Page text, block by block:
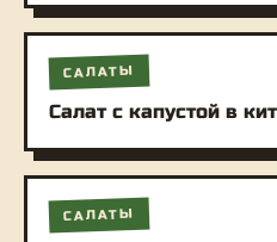
САЛАТЫ
Салат с капустой в
САЛАТЫ